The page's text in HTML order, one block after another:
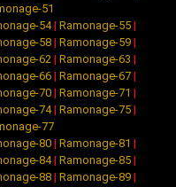
51
54| Ramonage-55|
58| Ramonage-59|
62| Ramonage-63 |
66| Ramonage-67|
70| Ramonage-71 |
74| Ramonage-75|
77
80| Ramonage-81 |
84| Ramonage-85|
88| Ramonage-89|